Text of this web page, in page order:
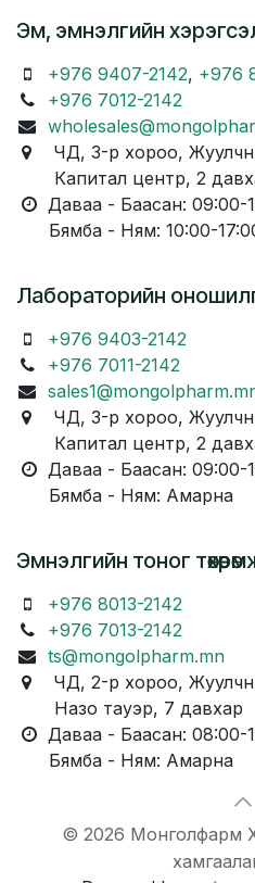
Эм, эмнэлгийн
+976 9407-2142, +976
+976 7012-2142
ЧД, 3-р хороо,
Капитал центр, 2
Даваа - Баасан: 09:00-
Бямба - Ням: 10:00-
Лабораторийн
+976 9403-2142
+976 7011-2142
ЧД, 3-р хороо,
Капитал центр, 2
Даваа - Баасан: 09:00-
Бямба - Ням: Амарна
Эмнэлгийн тоног
+976 8013-2142
+976 7013-2142
ts@mongolpharm.mn
ЧД, 2-р хороо,
Назо тауэр, 7 давхар
Даваа - Баасан: 08:00-
Бямба - Ням: Амарна
© 2026 Монголфарм